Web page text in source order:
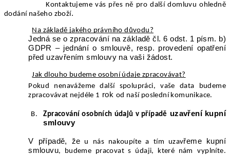
Kontaktujeme vás přes ně pro další domluvu ohledně
dodání našeho zboží.
Na základě jakého právního důvodu?
Jedná se o zpracování na základě čl. 6 odst. 1 písm. b)
GDPR – jednání o smlouvě, resp. provedení opatření
před uzavřením smlouvy na vaši žádost.
Jak dlouho budeme osobní údaje zpracovávat?
Pokud nenavážeme další spolupráci, vaše data budeme
zpracovávat nejdéle 1 rok od naší poslední komunikace.
Zpracování osobních údajů v případě uzavření kupní
smlouvy
V případě, že u nás nakoupíte a tím uzavřeme kupní
smlouvu, budeme pracovat s údaji, které nám
vyplníte.